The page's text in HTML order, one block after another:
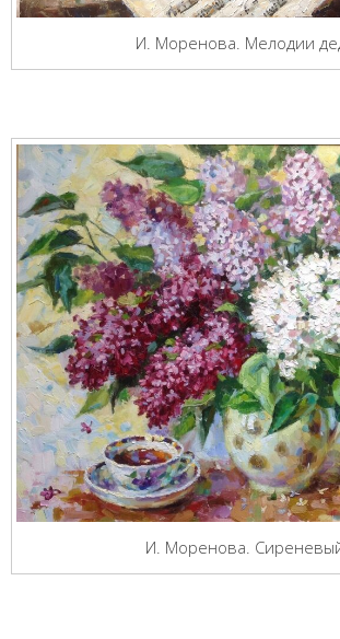
И. Моренова. Мелодии
И. Моренова.